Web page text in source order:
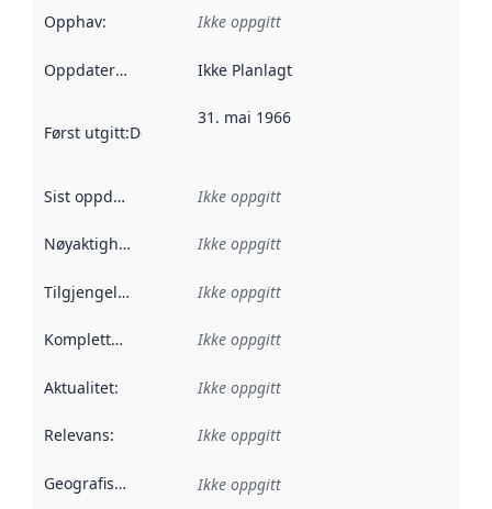
Opphav: Ikke oppgitt
Oppdateringsfrekvens :
Ikke Planlagt
Først utgitt:Denne datoen sier når dataene i dette
31. mai 1966
Sist oppdatert Ikke oppgitt
Nøyaktighet Ikke oppgitt
Tilgjengelighet Ikke oppgitt
Kompletthet Ikke oppgitt
Aktualitet: Ikke oppgitt
Relevans: Ikke oppgitt
Geografisk avgrensning :
Ikke oppgitt